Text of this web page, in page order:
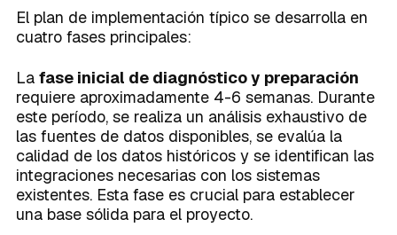
El plan de implementación típico se desarrolla en
cuatro fases principales:
La fase inicial de diagnóstico y preparación
requiere aproximadamente 4-6 semanas. Durante
este período, se realiza un análisis exhaustivo de
las fuentes de datos disponibles, se evalúa la
calidad de los datos históricos y se identifican las
integraciones necesarias con los sistemas
existentes. Esta fase es crucial para establecer
una base sólida para el proyecto.